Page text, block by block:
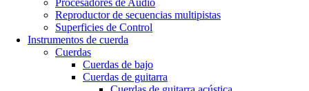
Reproductor de secuencias multipistas
Superficies de Control
Instrumentos de cuerda
Cuerdas
Cuerdas de bajo
Cuerdas de guitarra